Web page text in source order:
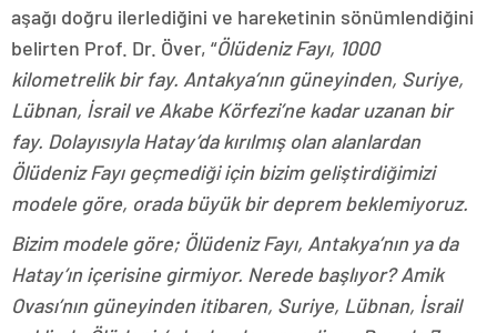
aşağı doğru ilerlediğini ve hareketinin sönümlendiğini
belirten Prof. Dr. Över, “Ölüdeniz Fayı, 1000
kilometrelik bir fay. Antakya’nın güneyinden, Suriye,
Lübnan, İsrail ve Akabe Körfezi’ne kadar uzanan bir
fay. Dolayısıyla Hatay’da kırılmış olan alanlardan
Ölüdeniz Fayı geçmediği için bizim geliştirdiğimizi
modele göre, orada büyük bir deprem beklemiyoruz.
Bizim modele göre; Ölüdeniz Fayı, Antakya’nın ya da
Hatay’ın içerisine girmiyor. Nerede başlıyor? Amik
Ovası’nın güneyinden itibaren, Suriye, Lübnan, İsrail